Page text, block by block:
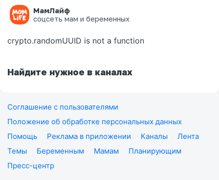
МамЛайф
соцсеть мам и беременных
Ошибка на странице
crypto.randomUUID is not a function
Найдите нужное в каналах
Соглашение с пользователями
Положение об обработке персональных данных
Помощь
Реклама в приложении Каналы
Лента
Темы
Беременным Мамам
Планирующим
Пресс-центр